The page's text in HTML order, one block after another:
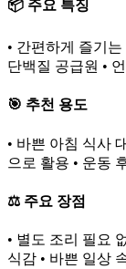
📦 주요 특징
• 간편하게 즐기
단백질 공급원 •
🎯 추천 용도
• 바쁜 아침 식사
으로 활용 • 운동
⚖️ 주요 장점
• 별도 조리 필요
식감 • 바쁜 일상